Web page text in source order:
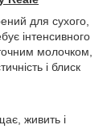
для сухого,
інтенсивного
молочком,
і блиск
живить і